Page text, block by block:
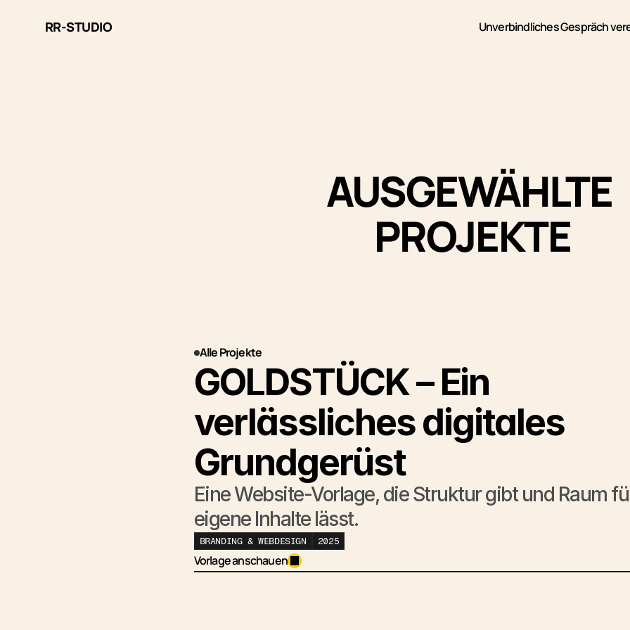
RR-STUDIO Unverbindliches Gespräch
AUSGEWÄHLTE
PROJEKTE
Alle Projekte
GOLDSTÜCK – Ein
verlässliches digitales
Grundgerüst
EineWebsite-Vorlage, die Strukturgibt und Raum fü
eigene Inhalte lässt.
Eine Website-Vorlage, die Struktur gibt und Raum für eigene Inhalte lässt.
BRANDING & WEBDESIGN 2025
Vorlage anschauen